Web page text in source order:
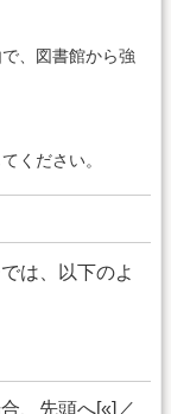
、図書館から強
ください。
は、以下のよ
、先頭へ[«]／